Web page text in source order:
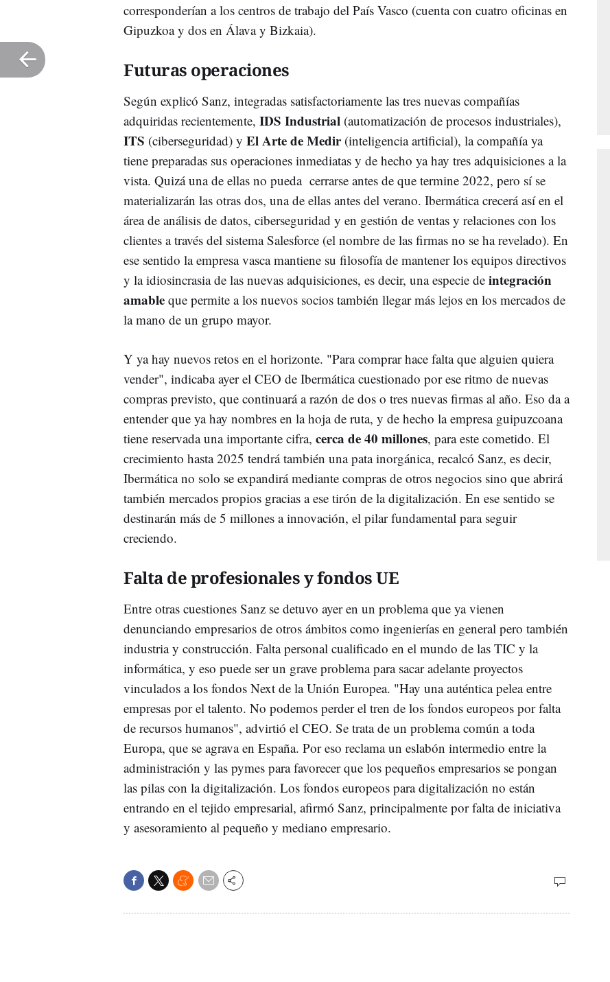
corresponderían a los centros de trabajo del País Vasco (cuenta con cuatro oficinas en
Gipuzkoa y dos en Álava y Bizkaia).
Futuras operaciones
Según explicó Sanz, integradas satisfactoriamente las tres nuevas compañías
adquiridas recientemente, IDS Industrial (automatización de procesos industriales),
ITS (ciberseguridad) y El Arte de Medir(inteligencia artificial), la compañía ya
tiene preparadas sus operaciones inmediatas y de hecho ya hay tres adquisiciones a la
vista. Quizá una de ellas no pueda cerrarse antes de que termine 2022, pero sí se
materializarán las otras dos, una de ellas antes del verano. Ibermática crecerá así en el
área de análisis de datos, ciberseguridad y en gestión de ventas y relaciones con los
clientes a través del sistema Salesforce (el nombre de las firmas no se ha revelado). En
ese sentido la empresa vasca mantiene su filosofía de mantener los equipos directivos
y la idiosincrasia de las nuevas adquisiciones, es decir, una especie de integración
amable que permite a los nuevos socios también llegar más lejos en los mercados de
la mano de un grupo mayor.
Y ya hay nuevos retos en el horizonte. "Para comprar hace falta que alguien quiera
vender", indicaba ayer el CEO de Ibermática cuestionado por ese ritmo de nuevas
compras previsto, que continuará a razón de dos o tres nuevas firmas al año. Eso da a
entender que ya hay nombres en la hoja de ruta, y de hecho la empresa guipuzcoana
tiene reservada una importante cifra, cerca de 40 millones, para este cometido. El
crecimiento hasta 2025 tendrá también una pata inorgánica, recalcó Sanz, es decir,
Ibermática no solo se expandirá mediante compras de otros negocios sino que abrirá
también mercados propios gracias a ese tirón de la digitalización. En ese sentido se
destinarán más de 5 millones a innovación, el pilar fundamental para seguir
creciendo.
Falta de profesionales y fondos UE
Entre otras cuestiones Sanz se detuvo ayer en un problema que ya vienen
denunciando empresarios de otros ámbitos como ingenierías en general pero también
industria y construcción. Falta personal cualificado en el mundo de las TIC y la
informática, y eso puede ser un grave problema para sacar adelante proyectos
vinculados a los fondos Next de la Unión Europea. "Hay una auténtica pelea entre
empresas por el talento. No podemos perder el tren de los fondos europeos por falta
de recursos humanos", advirtió el CEO. Se trata de un problema común a toda
Europa, que se agrava en España. Por eso reclama un eslabón intermedio entre la
administración y las pymes para favorecer que los pequeños empresarios se pongan
las pilas con la digitalización. Los fondos europeos para digitalización no están
entrando en el tejido empresarial, afirmó Sanz, principalmente por falta de iniciativa
y asesoramiento al pequeño y mediano empresario.